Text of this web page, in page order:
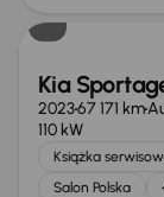
Kia
202367 171 km
110 kW
Książka
Salon Polska